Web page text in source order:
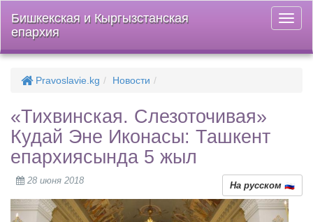
меню
Бишкекская и Кыргызстанская
епархия
Pravoslavie.kg Новости
«Тихвинская. Слезоточивая»
Кудай Эне Иконасы: Ташкент
епархиясында 5 жыл
28 июня 2018 На русском